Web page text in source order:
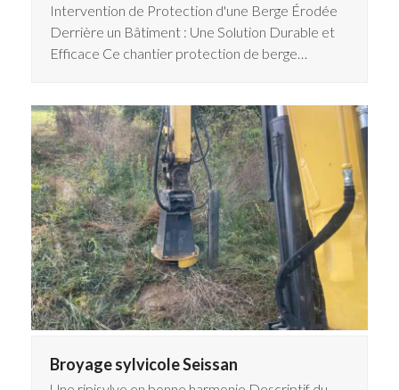
Intervention de Protection d'une Berge Érodée
Derrière un Bâtiment : Une Solution Durable et
Efficace Ce chantier protection de berge…
Broyage sylvicole Seissan